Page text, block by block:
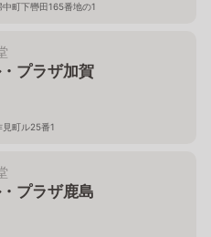
町下轡田165番地の1
プラザ加賀
町ル25番1
プラザ鹿島